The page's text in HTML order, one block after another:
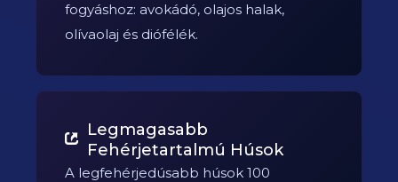
fogyáshoz: avokádó, olajos halak,
olívaolaj és diófélék.
Legmagasabb
Fehérjetartalmú Húsok
A legfehérjedúsabb húsok 100